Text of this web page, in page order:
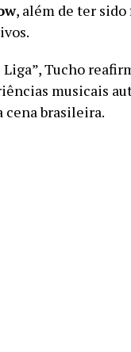
, além de ter
Liga”, Tucho
musicais
cena brasileira.